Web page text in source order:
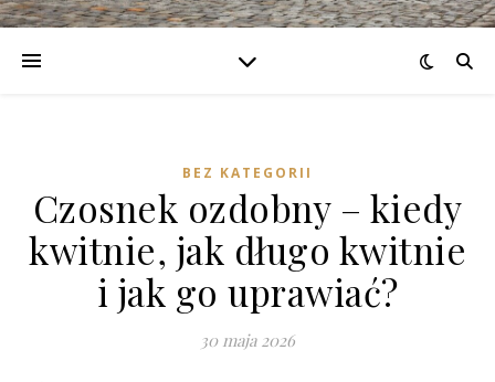
BEZ KATEGORII
Czosnek ozdobny – kiedy
kwitnie, jak długo kwitnie
i jak go uprawiać?
30 maja 2026